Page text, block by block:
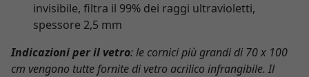
invisibile, filtra il 99% dei raggi ultravioletti,
spessore 2,5 mm
Indicazioni per il vetro: le cornici più grandi di 70 x 100
cm vengono tutte fornite di vetro acrilico infrangibile. Il